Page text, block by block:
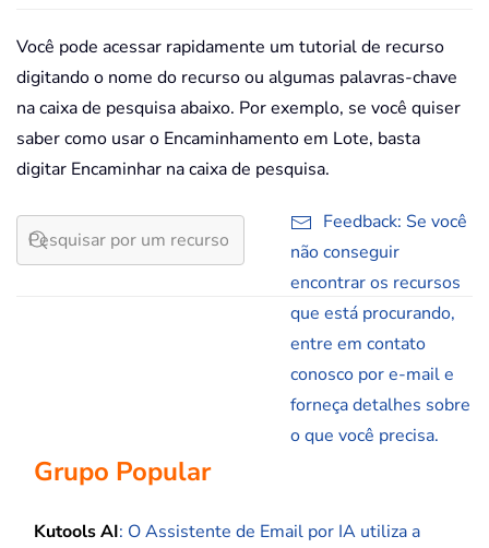
Você pode acessar rapidamente um tutorial de recurso
digitando o nome do recurso ou algumas palavras-chave
na caixa de pesquisa abaixo. Por exemplo, se você quiser
saber como usar o Encaminhamento em Lote, basta
digitar Encaminhar na caixa de pesquisa.
Feedback: Se você
não conseguir
encontrar os recursos
que está procurando,
entre em contato
conosco por e-mail e
forneça detalhes sobre
o que você precisa.
Grupo Popular
Kutools AI: O Assistente de Email por IA utiliza a